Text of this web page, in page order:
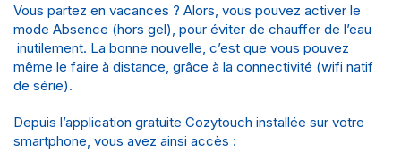
Vous partez en vacances ? Alors, vous pouvez activer le
mode Absence (hors gel), pour éviter de chauffer de l’eau
inutilement. La bonne nouvelle, c’est que vous pouvez
même le faire à distance, grâce à la connectivité (wifi natif
de série).
Depuis l’application gratuite Cozytouch installée sur votre
smartphone, vous avez ainsi accès :